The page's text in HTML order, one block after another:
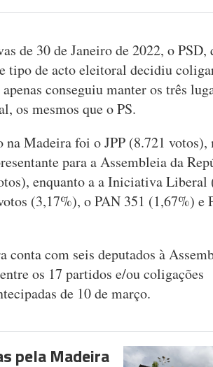
de 30 de Janeiro de 2022, o PSD,
tipo de acto eleitoral decidiu
conseguiu manter os três
os mesmos que o PS.
Madeira foi o JPP (8.721 votos),
para a Assembleia da
enquanto a a Iniciativa
(3,17%), o PAN 351 (1,67%) e
com seis deputados à
os 17 partidos e/ou coligações
de 10 de março.
pela Madeira